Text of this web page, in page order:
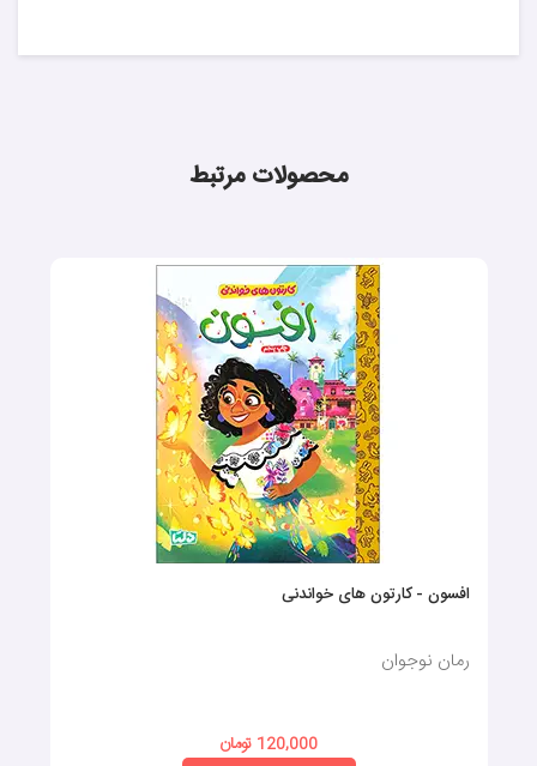
محصولات مرتبط
افسون - کارتون های خواندنی
رمان نوجوان
120,000 تومان